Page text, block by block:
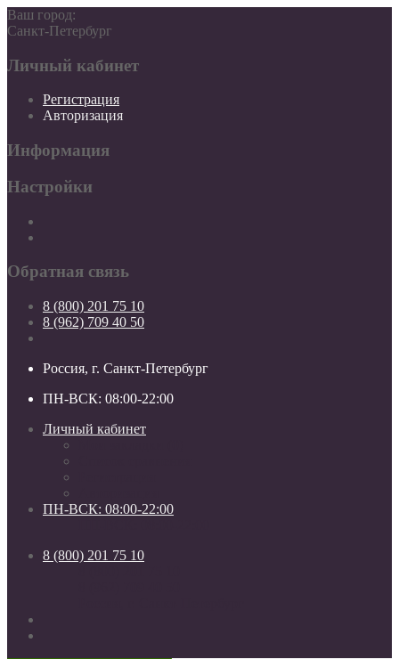
Ваш город:
Санкт-Петербург
Личный кабинет
Регистрация
Авторизация
Информация
Настройки
Обратная связь
8 (800) 201 75 10
8 (962) 709 40 50
Россия, г. Санкт-Петербург
ПН-ВСК: 08:00-22:00
Личный кабинет
ПН-ВСК: 08:00-22:00
8 (800) 201 75 10